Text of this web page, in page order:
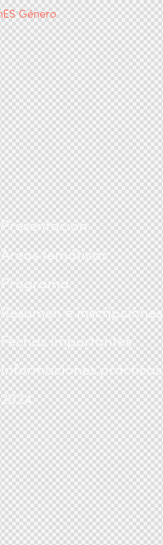
Presentación
Áreas temáticas
Programa
Resumen e inscripciones
Fechas importantes
Informaciones prácticas
2024